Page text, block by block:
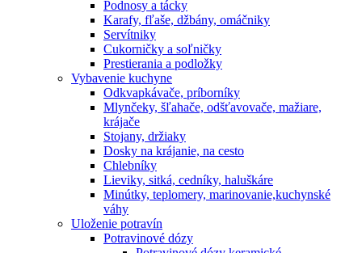
Podnosy a tácky
Karafy, fľaše, džbány, omáčniky
Servítniky
Cukorničky a soľničky
Prestierania a podložky
Vybavenie kuchyne
Odkvapkávače, príborníky
Mlynčeky, šľahače, odšťavovače, mažiare,
krájače
Stojany, držiaky
Dosky na krájanie, na cesto
Chlebníky
Lieviky, sitká, cedníky, haluškáre
Minútky, teplomery, marinovanie,kuchynské
váhy
Uloženie potravín
Potravinové dózy